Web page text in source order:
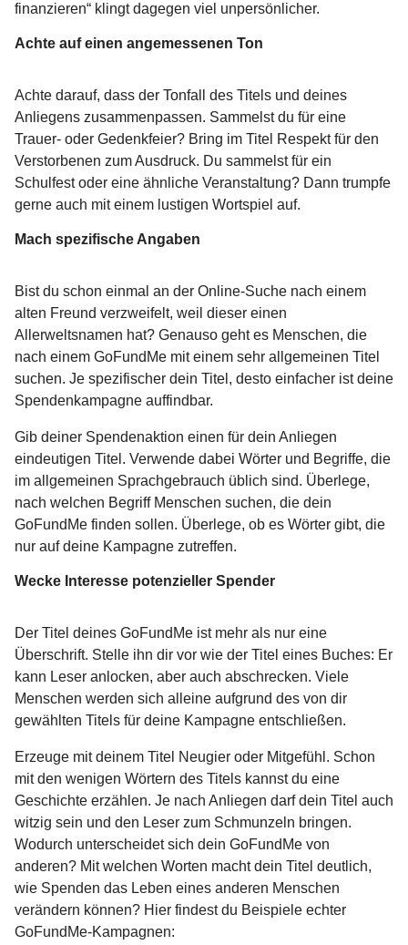
finanzieren“ klingt dagegen viel unpersönlicher.
Achte auf einen angemessenen Ton
Achte darauf, dass der Tonfall des Titels und deines
Anliegens zusammenpassen. Sammelst du für eine
Trauer- oder Gedenkfeier? Bring im Titel Respekt für den
Verstorbenen zum Ausdruck. Du sammelst für ein
Schulfest oder eine ähnliche Veranstaltung? Dann trumpfe
gerne auch mit einem lustigen Wortspiel auf.
Mach spezifische Angaben
Bist du schon einmal an der Online-Suche nach einem
alten Freund verzweifelt, weil dieser einen
Allerweltsnamen hat? Genauso geht es Menschen, die
nach einem GoFundMe mit einem sehr allgemeinen Titel
suchen. Je spezifischer dein Titel, desto einfacher ist deine
Spendenkampagne auffindbar.
Gib deiner Spendenaktion einen für dein Anliegen
eindeutigen Titel. Verwende dabei Wörter und Begriffe, die
im allgemeinen Sprachgebrauch üblich sind. Überlege,
nach welchen Begriff Menschen suchen, die dein
GoFundMe finden sollen. Überlege, ob es Wörter gibt, die
nur auf deine Kampagne zutreffen.
Wecke Interesse potenzieller Spender
Der Titel deines GoFundMe ist mehr als nur eine
Überschrift. Stelle ihn dir vor wie der Titel eines Buches: Er
kann Leser anlocken, aber auch abschrecken. Viele
Menschen werden sich alleine aufgrund des von dir
gewählten Titels für deine Kampagne entschließen.
Erzeuge mit deinem Titel Neugier oder Mitgefühl. Schon
mit den wenigen Wörtern des Titels kannst du eine
Geschichte erzählen. Je nach Anliegen darf dein Titel auch
witzig sein und den Leser zum Schmunzeln bringen.
Wodurch unterscheidet sich dein GoFundMe von
anderen? Mit welchen Worten macht dein Titel deutlich,
wie Spenden das Leben eines anderen Menschen
verändern können? Hier findest du Beispiele echter
GoFundMe-Kampagnen: